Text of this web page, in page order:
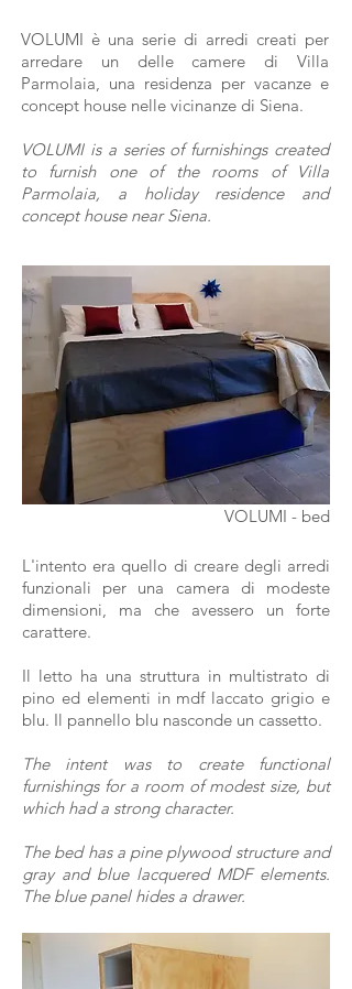
VOLUMI è una serie di arredi creati per
arredare un delle camere di Villa
Parmolaia, una residenza per vacanze e
concept house nelle vicinanze di Siena.
VOLUMI is a series of furnishings created
to furnish one of the rooms of Villa
Parmolaia, a holiday residence and
concept house near Siena.
VOLUMI - bed
L'intento era quello di creare degli arredi
funzionali per una camera di modeste
dimensioni, ma che avessero un forte
carattere.
Il letto ha una struttura in multistrato di
pino ed elementi in mdf laccato grigio e
blu. Il pannello blu nasconde un cassetto.
The intent was to create functional
furnishings for a room of modest size, but
which had a strong character.
The bed has a pine plywood structure and
gray and blue lacquered MDF elements.
The blue panel hides a drawer.